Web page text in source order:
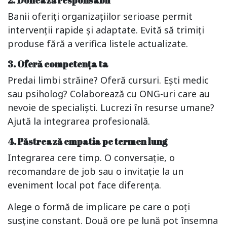
Banii oferiți organizațiilor serioase permit
intervenții rapide și adaptate. Evită să trimiți
produse fără a verifica listele actualizate.
3. Oferă competența ta
Predai limbi străine? Oferă cursuri. Ești medic
sau psiholog? Colaborează cu ONG-uri care au
nevoie de specialiști. Lucrezi în resurse umane?
Ajută la integrarea profesională.
4. Păstrează empatia pe termen lung
Integrarea cere timp. O conversație, o
recomandare de job sau o invitație la un
eveniment local pot face diferența.
Alege o formă de implicare pe care o poți
susține constant. Două ore pe lună pot însemna